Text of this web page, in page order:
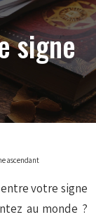
signe
ascendant
votre signe
au monde ?